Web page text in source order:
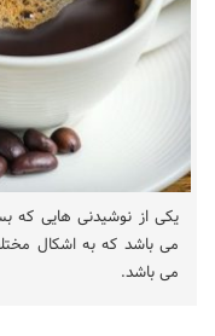
یکی از نوشیدنی هایی که
می باشد که به اشکال
می باشد.